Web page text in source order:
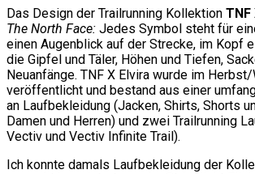
Das Design der Trailrunning Kollektion TNF
The North Face: Jedes Symbol steht für
einen Augenblick auf der Strecke, im Kopf
die Gipfel und Täler, Höhen und Tiefen,
Neuanfänge. TNF X Elvira wurde im
veröffentlicht und bestand aus einer
an Laufbekleidung (Jacken, Shirts, Shorts
Damen und Herren) und zwei Trailrunning
Vectiv und Vectiv Infinite Trail).
Ich konnte damals Laufbekleidung der